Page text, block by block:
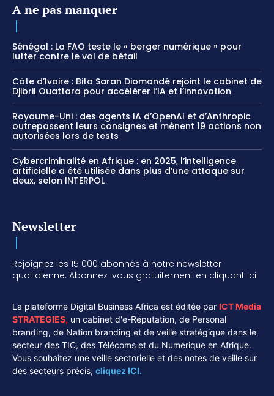
A ne pas manquer
Sénégal : La FAO teste le « berger numérique » pour
lutter contre le vol de bétail
Côte d’Ivoire : Bita Saran Diomandé rejoint le cabinet de
Djibril Ouattara pour accélérer l’IA et l’innovation
Royaume-Uni : des agents IA d’OpenAI et d’Anthropic
outrepassent leurs consignes et mènent 19 actions non
autorisées lors de tests
Cybercriminalité en Afrique : en 2025, l’intelligence
artificielle a été utilisée dans plus d’une attaque sur
deux, selon INTERPOL
Newsletter
Rejoignez les 15 000 abonnés à notre newsletter
quotidienne. Abonnez-vous gratuitement en cliquant ici.
La plateforme Digital Business Africa est éditée par ICT Media
STRATEGIES, un cabinet d'e-Réputation, de Personal
branding, de Nation branding et de veille stratégique dans le
secteur des TIC, des Télécoms et du Numérique en Afrique.
Vous souhaitez une veille sectorielle et des notes de veille sur
des secteurs précis, cliquez ICI.